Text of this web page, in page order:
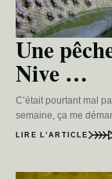
Une
Nive …
C’était pourtant mal
semaine, ça me
LIRE L’ARTICLE